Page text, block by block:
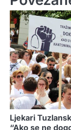
Ljekari
“Ako se ne